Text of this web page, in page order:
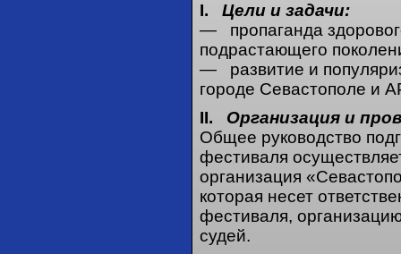
I. Цели и задачи:
— пропаганда
подрастающего
— развитие и
городе Севастополе и
II. Организация и
Общее руководство
фестиваля
организация
которая несет
фестиваля,
судей.